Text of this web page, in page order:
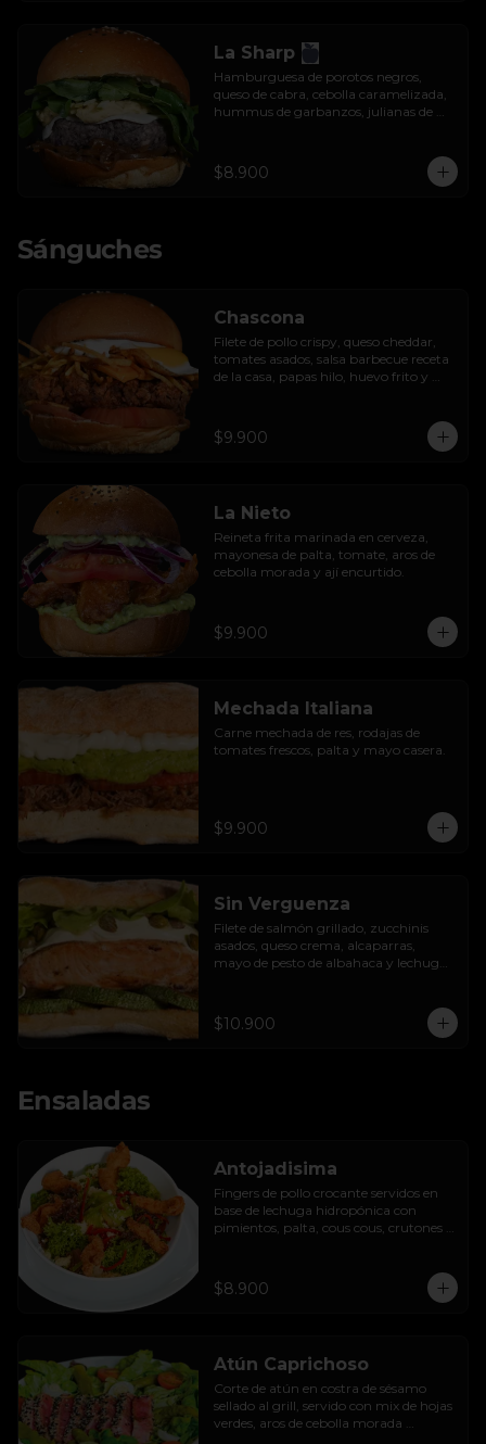
La Sharp
Hamburguesa de porotos negros,
queso de cabra, cebolla caramelizada,
hummus de garbanzos, julianas de
$8.900
Sánguches
Chascona
Filete de pollo crispy, queso cheddar,
tomates asados, salsa barbecue receta
de la casa, papas hilo, huevo frito y
$9.900
La Nieto
Reineta frita marinada en cerveza,
mayonesa de palta, tomate, aros de
cebolla morada y ají encurtido.
$9.900
Mechada Italiana
Carne mechada de res, rodajas de
tomates frescos, palta y mayo casera.
$9.900
Sin Verguenza
Filete de salmón grillado, zucchinis
asados, queso crema, alcaparras,
mayo de pesto de albahaca y lechuga
$10.900
Ensaladas
Antojadisima
Fingers de pollo crocante servidos en
base de lechuga hidropónica con
pimientos, palta, cous cous, crutones
$8.900
Atún Caprichoso
Corte de atún en costra de sésamo
sellado al grill, servido con mix de hojas
verdes, aros de cebolla morada